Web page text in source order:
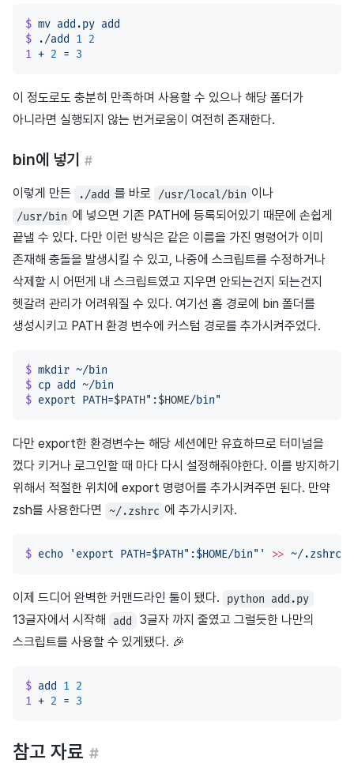
$ mv add.py add
$ ./add 1 2
1 + 2 = 3
이 정도로도 충분히 만족하며 사용할 수 있으나 해당 폴더가
아니라면 실행되지 않는 번거로움이 여전히 존재한다.
bin에 넣기 #
이렇게 만든 ./add 를 바로 /usr/local/bin 이나
/usr/bin 에 넣으면 기존 PATH에 등록되어있기 때문에 손쉽게
끝낼 수 있다. 다만 이런 방식은 같은 이름을 가진 명령어가 이미
존재해 충돌을 발생시킬 수 있고, 나중에 스크립트를 수정하거나
삭제할 시 어떤게 내 스크립트였고 지우면 안되는건지 되는건지
헷갈려 관리가 어려워질 수 있다. 여기선 홈 경로에 bin 폴더를
생성시키고 PATH 환경 변수에 커스텀 경로를 추가시켜주었다.
$ mkdir ~/bin
$ cp add ~/bin
$ export PATH=$PATH":$HOME/bin"
다만 export한 환경변수는 해당 세션에만 유효하므로 터미널을
껐다 키거나 로그인할 때 마다 다시 설정해줘야한다. 이를 방지하기
위해서 적절한 위치에 export 명령어를 추가시켜주면 된다. 만약
zsh를 사용한다면
~/.zshrc 에 추가시키자.
$ echo 'export PATH=$PATH":$HOME/bin"' >> ~/.zshrc
이제 드디어 완벽한 커맨드라인 툴이 됐다. python add.py
13글자에서 시작해 add
3글자 까지 줄였고 그럴듯한 나만의
스크립트를 사용할 수 있게됐다. 🎉
$ add 1 2
1 + 2 = 3
참고 자료 #